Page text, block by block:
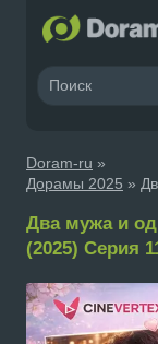
Doram-ru »
Дорамы 2025 »
Два мужа и
(2025) Серия